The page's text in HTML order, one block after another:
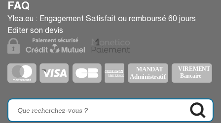
FAQ
Ylea.eu : Engagement Satisfait ou remboursé 60 jours
Editer son devis